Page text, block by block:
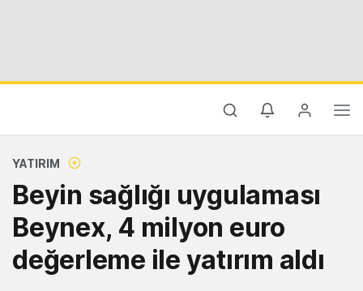
YATIRIM
Beyin sağlığı uygulaması
Beynex, 4 milyon euro
değerleme ile yatırım aldı